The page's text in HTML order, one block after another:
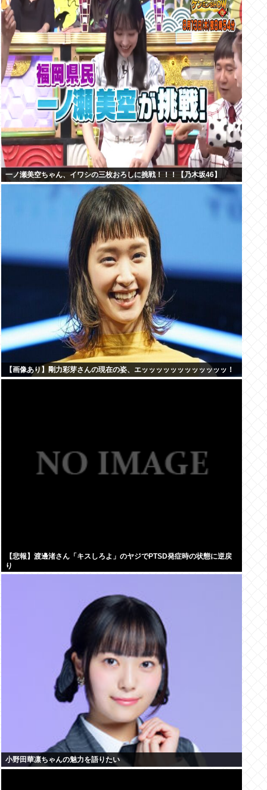
一ノ瀬美空ちゃん、イワシの三枚おろしに挑戦！！！【乃木坂46】
【画像あり】剛力彩芽さんの現在の姿、エッッッッッッッッッッッッ！
【悲報】渡邊渚さん「キスしろよ」のヤジでPTSD発症時の状態に逆戻
り
小野田華凛ちゃんの魅力を語りたい